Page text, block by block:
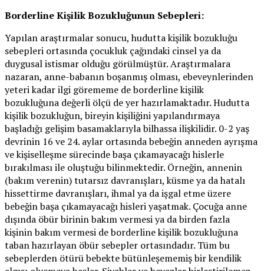
Borderline Kişilik Bozukluğunun Sebepleri:
Yapılan araştırmalar sonucu, hudutta kişilik bozukluğu
sebepleri ortasında çocukluk çağındaki cinsel ya da
duygusal istismar olduğu görülmüştür. Araştırmalara
nazaran, anne-babanın boşanmış olması, ebeveynlerinden
yeteri kadar ilgi görememe de borderline kişilik
bozukluğuna değerli ölçü de yer hazırlamaktadır. Hudutta
kişilik bozukluğun, bireyin kişiliğini yapılandırmaya
başladığı gelişim basamaklarıyla bilhassa ilişkilidir. 0-2 yaş
devrinin 16 ve 24. aylar ortasında bebeğin anneden ayrışma
ve kişiselleşme sürecinde başa çıkamayacağı hislerle
bırakılması ile oluştuğu bilinmektedir. Örneğin, annenin
(bakım verenin) tutarsız davranışları, küsme ya da hatalı
hissettirme davranışları, ihmal ya da işgal etme üzere
bebeğin başa çıkamayacağı hisleri yaşatmak. Çocuğa anne
dışında öbür birinin bakım vermesi ya da birden fazla
kişinin bakım vermesi de borderline kişilik bozukluğuna
taban hazırlayan öbür sebepler ortasındadır. Tüm bu
sebeplerden ötürü bebekte bütünleşememiş bir kendilik